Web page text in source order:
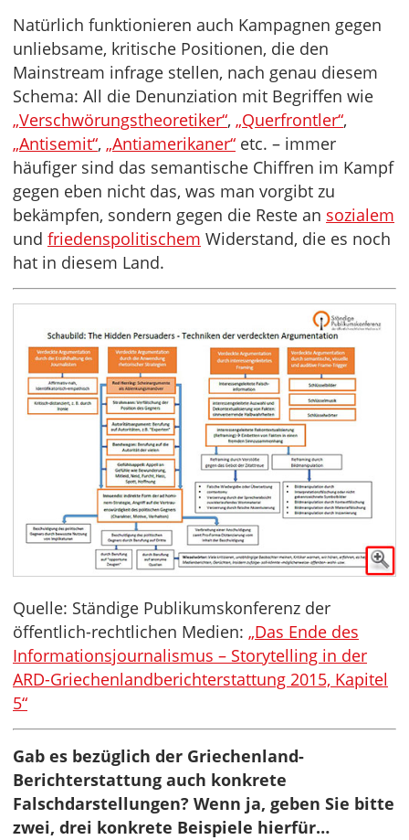
Natürlich funktionieren auch Kampagnen gegen
unliebsame, kritische Positionen, die den
Mainstream infrage stellen, nach genau diesem
Schema: All die Denunziation mit Begriffen wie
„Verschwörungstheoretiker“, „Querfrontler“,
„Antisemit“, „Antiamerikaner“ etc. – immer
häufiger sind das semantische Chiffren im Kampf
gegen eben nicht das, was man vorgibt zu
bekämpfen, sondern gegen die Reste an sozialem
und friedenspolitischem Widerstand, die es noch
hat in diesem Land.
Quelle: Ständige Publikumskonferenz der
öffentlich-rechtlichen Medien: „Das Ende des
Informationsjournalismus – Storytelling in der
ARD-Griechenlandberichterstattung 2015, Kapitel
5“
Gab es bezüglich der Griechenland-
Berichterstattung auch konkrete
Falschdarstellungen? Wenn ja, geben Sie bitte
zwei, drei konkrete Beispiele hierfür…